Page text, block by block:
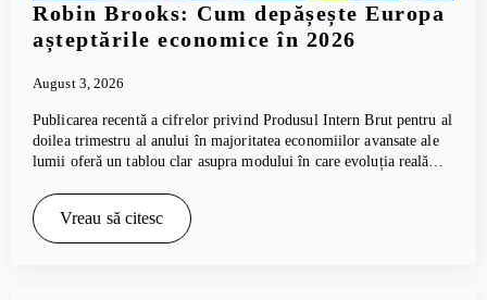
Robin Brooks: Cum depășește Europa
așteptările economice în 2026
August 3, 2026
Publicarea recentă a cifrelor privind Produsul Intern Brut pentru al
doilea trimestru al anului în majoritatea economiilor avansate ale
lumii oferă un tablou clar asupra modului în care evoluția reală…
Vreau să citesc